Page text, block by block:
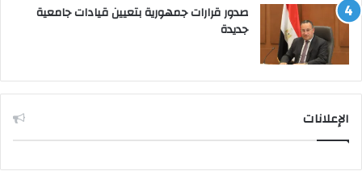
صدور قرارات جمهورية بتعيين قيادات جامعية
جديدة
الإعلانات